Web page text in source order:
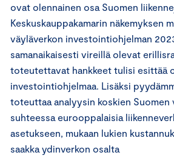
ovat olennainen osa Suomen
Keskuskauppakamarin näkemyksen
väyläverkon investointiohjelman
samanaikaisesti vireillä olevat
toteutettavat hankkeet tulisi esittää
investointiohjelmaa. Lisäksi
toteuttaa analyysin koskien Suomen
suhteessa eurooppalaisia
asetukseen, mukaan lukien
saakka ydinverkon osalta